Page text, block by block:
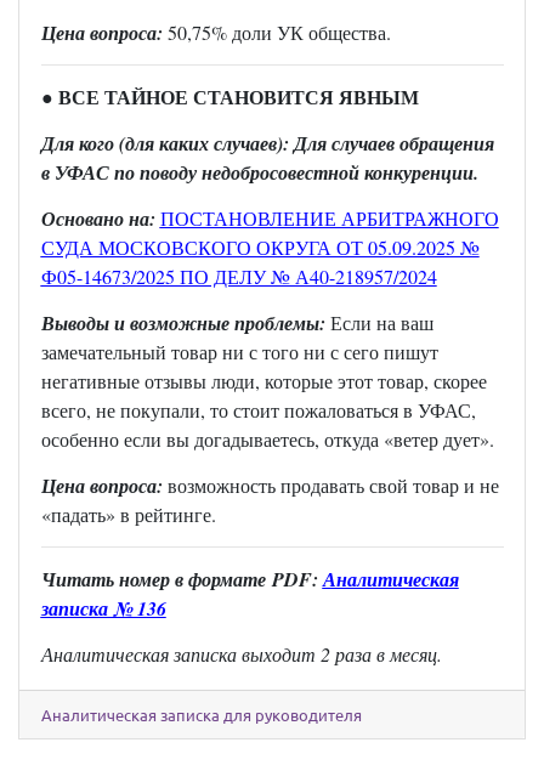
Цена вопроса: 50,75% доли УК общества.
● ВСЕ ТАЙНОЕ СТАНОВИТСЯ ЯВНЫМ
Для кого (для каких случаев): Для случаев обращения
в УФАС по поводу недобросовестной конкуренции.
Основано на: ПОСТАНОВЛЕНИЕ АРБИТРАЖНОГО
СУДА МОСКОВСКОГО ОКРУГА ОТ 05.09.2025 №
Ф05-14673/2025 ПО ДЕЛУ № А40-218957/2024
Выводы и возможные проблемы: Если на ваш
замечательный товар ни с того ни с сего пишут
негативные отзывы люди, которые этот товар, скорее
всего, не покупали, то стоит пожаловаться в УФАС,
особенно если вы догадываетесь, откуда «ветер дует».
Цена вопроса: возможность продавать свой товар и не
«падать» в рейтинге.
Читать номер в форматеPDF:Аналитическая
записка № 136
Аналитическая записка выходит 2 раза в месяц.
Аналитическая записка для руководителя